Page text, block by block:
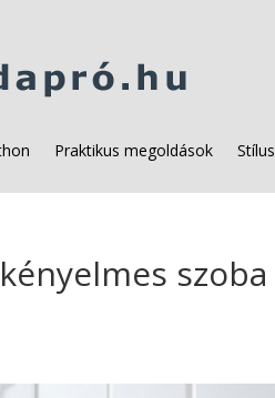
Praktikus megoldások Stílus
szoba